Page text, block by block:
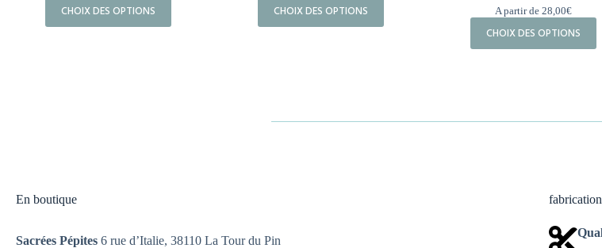
CHOIX DES OPTIONS CHOIX DES OPTIONS A partir de 28,00€
CHOIX DES OPTIONS
En boutique
Sacrées Pépites 6 rue d’Italie, 38110 La Tour du Pin